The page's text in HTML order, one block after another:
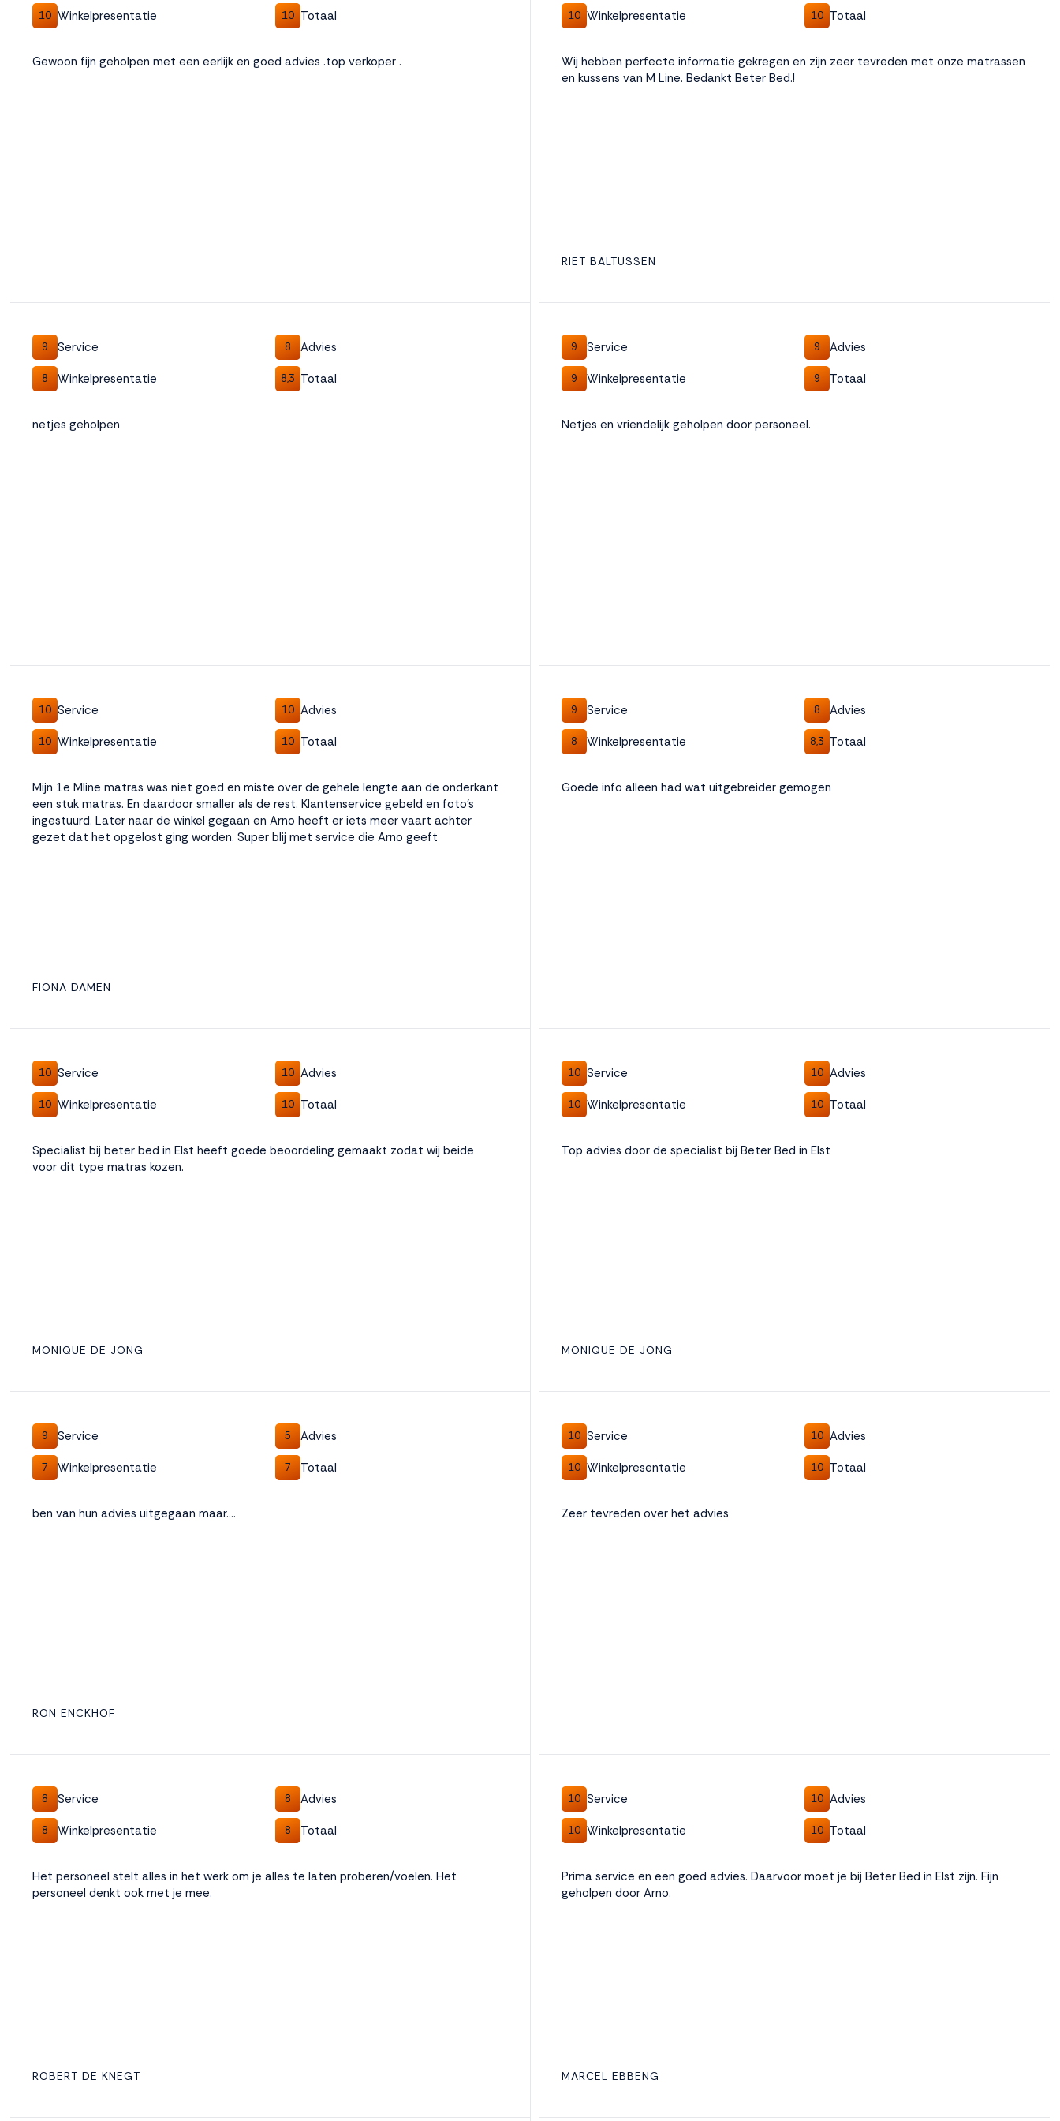
10 Winkelpresentatie 10 Totaal
Gewoon fijn geholpen met een eerlijk en goed advies .top verkoper .
10 Winkelpresentatie 10 Totaal
Wij hebben perfecte informatie gekregen en zijn zeer tevreden met onze matrassen
en kussens van M Line. Bedankt Beter Bed.!
RIET BALTUSSEN
9 Service 8 Advies
8 Winkelpresentatie 8,3 Totaal
netjes geholpen
9 Service 9 Advies
9 Winkelpresentatie 9 Totaal
Netjes en vriendelijk geholpen door personeel.
10 Service 10 Advies
10 Winkelpresentatie 10 Totaal
Mijn 1e Mline matras was niet goed en miste over de gehele lengte aan de onderkant
een stuk matras. En daardoor smaller als de rest. Klantenservice gebeld en foto's
ingestuurd. Later naar de winkel gegaan en Arno heeft er iets meer vaart achter
gezet dat het opgelost ging worden. Super blij met service die Arno geeft
FIONA DAMEN
9 Service 8 Advies
8 Winkelpresentatie 8,3 Totaal
Goede info alleen had wat uitgebreider gemogen
10 Service 10 Advies
10 Winkelpresentatie 10 Totaal
Specialist bij beter bed in Elst heeft goede beoordeling gemaakt zodat wij beide
voor dit type matras kozen.
MONIQUE DE JONG
10 Service 10 Advies
10 Winkelpresentatie 10 Totaal
Top advies door de specialist bij Beter Bed in Elst
MONIQUE DE JONG
9 Service 5 Advies
7 Winkelpresentatie 7 Totaal
ben van hun advies uitgegaan maar....
RON ENCKHOF
10 Service 10 Advies
10 Winkelpresentatie 10 Totaal
Zeer tevreden over het advies
8 Service 8 Advies
8 Winkelpresentatie 8 Totaal
Het personeel stelt alles in het werk om je alles te laten proberen/voelen. Het
personeel denkt ook met je mee.
ROBERT DE KNEGT
10 Service 10 Advies
10 Winkelpresentatie 10 Totaal
Prima service en een goed advies. Daarvoor moet je bij Beter Bed in Elst zijn. Fijn
geholpen door Arno.
MARCEL EBBENG